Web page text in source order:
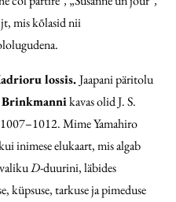
mis kõlasid nii
lossis.Jaapani päritolu
kavas olid J. S.
Mime Yamahiro
inimese elukaart, mis algab
D-duurini, läbides
küpsuse, tarkuse ja pimeduse